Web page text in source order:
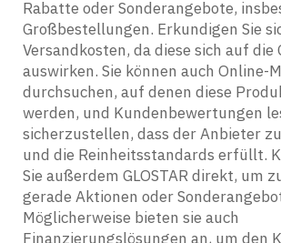
Rabatte oder Sonderangebote,
Großbestellungen. Erkundigen Sie
Versandkosten, da diese sich auf die
auswirken. Sie können auch Online-
durchsuchen, auf denen diese
werden, und Kundenbewertungen
sicherzustellen, dass der Anbieter
und die Reinheitsstandards erfüllt.
Sie außerdem GLOSTAR direkt, um
gerade Aktionen oder
Möglicherweise bieten sie auch
Finanzierungslösungen an, um den